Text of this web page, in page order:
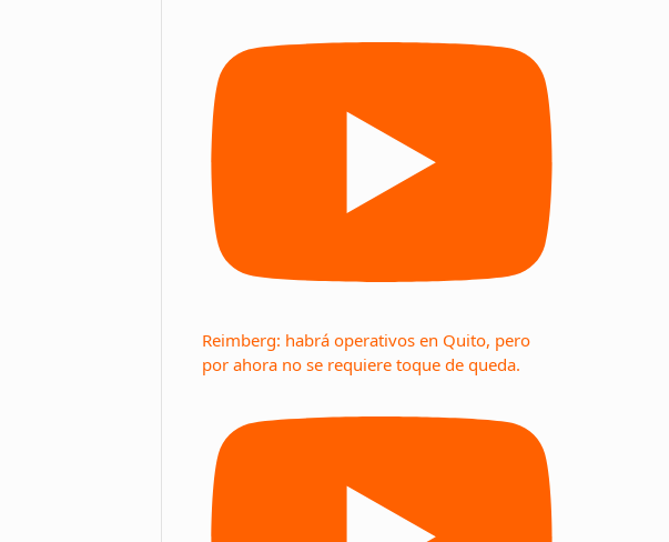
Reimberg: habrá operativos en Quito, pero
por ahora no se requiere toque de queda.